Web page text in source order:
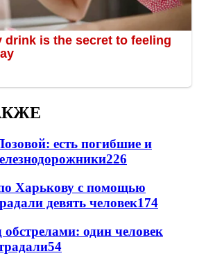
есть погибшие и
226
Харькову с помощью
девять человек174
один человек
54